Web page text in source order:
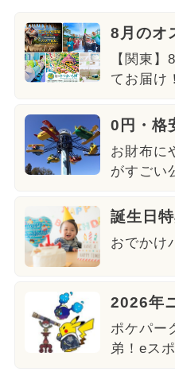
8月のオ
【関東
てお届け！
0円・格
お財布に
がすごい
誕生日
おでかけ
2026年
ポケパー
弟！eス